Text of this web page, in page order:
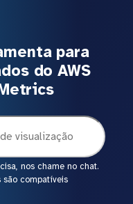
para
do AWS
nos chame no chat.
são compatíveis